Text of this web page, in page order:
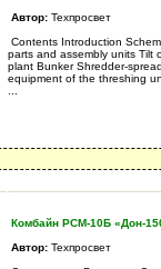
Автор: Техпросвет
Contents Introduction
parts and assembly units Tilt
plant Bunker Shredder-
equipment of the threshing
Комбайн РСМ-10Б «Дон-
Автор: Техпросвет